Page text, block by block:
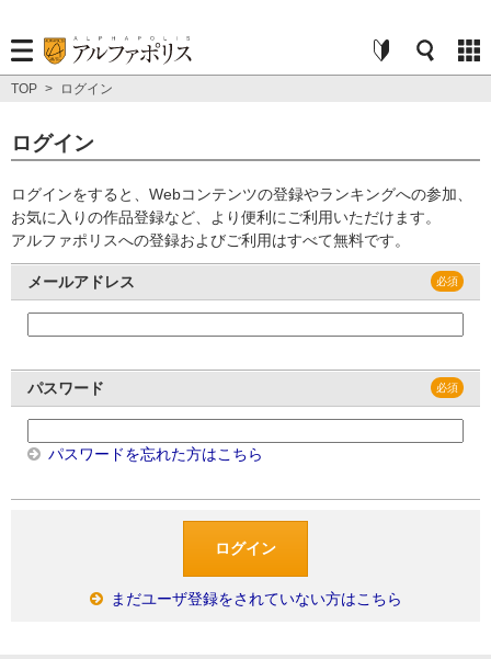
TOP > ログイン
ログイン
ログインをすると、Webコンテンツの登録やランキングへの参加、
お気に入りの作品登録など、より便利にご利用いただけます。
アルファポリスへの登録およびご利用はすべて無料です。
メールアドレス
パスワード
パスワードを忘れた方はこちら
まだユーザ登録をされていない方はこちら